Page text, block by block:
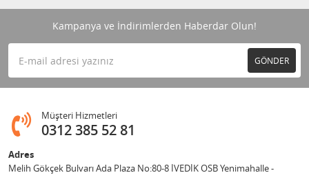
Kampanya ve İndirimlerden Haberdar Olun!
GÖNDER
Müşteri Hizmetleri
0312 385 52 81
Adres
Melih Gökçek Bulvarı Ada Plaza No:80-8 İVEDİK OSB Yenimahalle -